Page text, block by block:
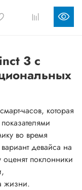
3 с
часов, которая
во время
девайса на
поклонники
жизни.